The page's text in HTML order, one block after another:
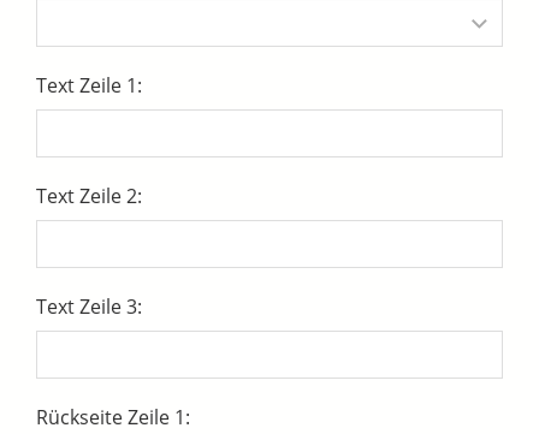
Text Zeile 1:
Text Zeile 2:
Text Zeile 3:
Rückseite Zeile 1: